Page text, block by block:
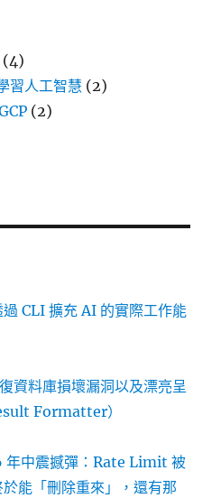
(4)
習人工智慧 (2)
(2)
CLI 擴充 AI 的實際工作能
資料庫損壞漏洞以及漂亮呈
Formatter）
年中震撼彈：Rate Limit 被
能「刪除重來」，還有那